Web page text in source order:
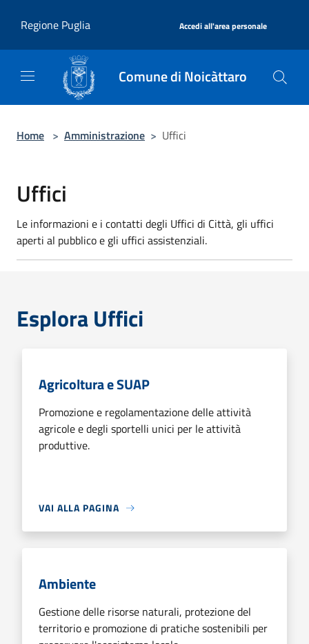
Regione Puglia
Accedi all'area personale
Comune di Noicàttaro
Home > Amministrazione > Uffici
Uffici
Le informazioni e i contatti degli Uffici di Città, gli uffici
aperti al pubblico e gli uffici assistenziali.
Esplora Uffici
Agricoltura e SUAP
Promozione e regolamentazione delle attività
agricole e degli sportelli unici per le attività
produttive.
VAI ALLA PAGINA
Ambiente
Gestione delle risorse naturali, protezione del
territorio e promozione di pratiche sostenibili per